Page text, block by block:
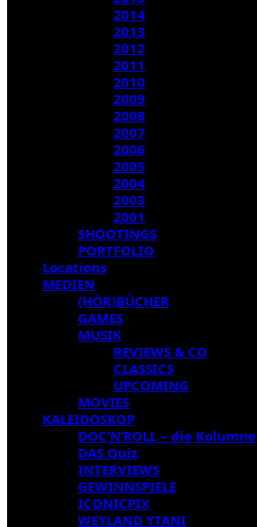
2014
2013
2012
2011
2010
2009
2008
2007
2006
2005
2004
2003
2001
SHOOTINGS
PORTFOLIO
Locations
MEDIEN
(HÖR)BÜCHER
GAMES
MUSIK
REVIEWS & CO
CLASSICS
UPCOMING
MOVIES
KALEIDOSKOP
DOC’N’ROLL – die Kolumne
DAS Quiz
INTERVIEWS
GEWINNSPIELE
ICONICPIX
WEYLAND YTANI